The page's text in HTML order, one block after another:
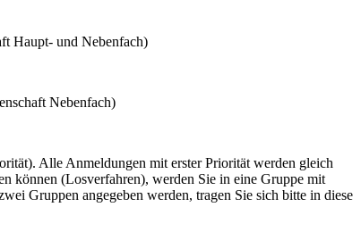
Haupt- und Nebenfach)
Nebenfach)
Alle Anmeldungen mit erster Priorität werden gleich
können (Losverfahren), werden Sie in eine Gruppe mit
Gruppen angegeben werden, tragen Sie sich bitte in diese